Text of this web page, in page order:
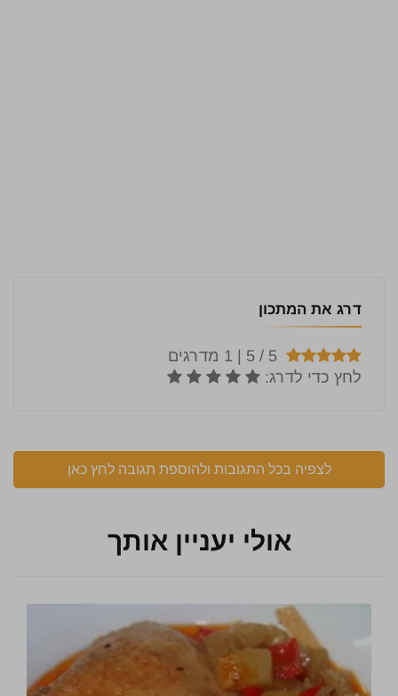
דרג את המתכון
לצפיה בכל התגובות ולהוספת תגובה לחץ כאן
אולי יעניין אותך